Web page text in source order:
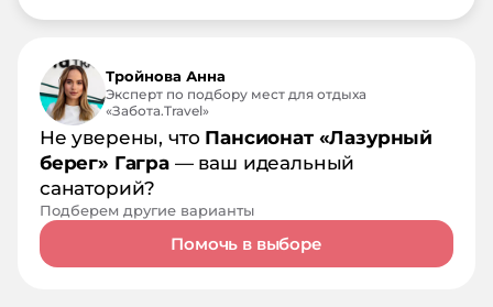
Тройнова Анна
Эксперт по подбору мест для отдыха
«Забота.Travel»
Не уверены, что Пансионат «Лазурный
берег» Гагра— ваш идеальный
санаторий?
Подберем другие варианты
Помочь в выборе